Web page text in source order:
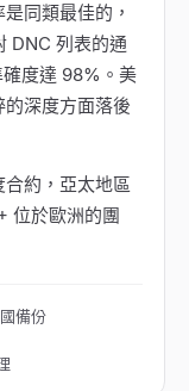
同類最佳的，
DNC 列表的通
度達 98%。美
深度方面落後
約，亞太地區
位於歐洲的團
備份